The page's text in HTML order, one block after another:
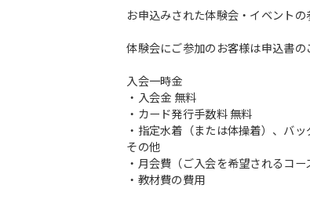
お申込みされた体験会・イベントの
体験会にご参加のお客様は申込書の
入会一時金
・入会金 無料
・カード発行手数料 無料
・指定水着（または体操着）、バ
その他
・月会費（ご入会を希望されるコー
・教材費の費用